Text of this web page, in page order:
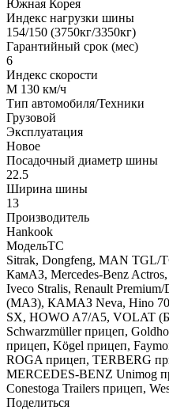
Южная Корея
Индекс нагрузки шины
154/150 (3750кг/3350кг)
Гарантийный срок (мес)
6
Индекс скорости
M 130 км/ч
Тип автомобиля/Техники
Грузовой
Эксплуатация
Новое
Посадочный диаметр шины
22.5
Ширина шины
13
Производитель
Hankook
МодельТС
Sitrak, Dongfeng, MAN TGL/
КамАЗ, Mercedes-Benz Actros,
Iveco Stralis, Renault
(МАЗ), КАМАЗ Neva, Hino
SX, HOWO A7/A5, VOLAT
Schwarzmüller прицеп,
прицеп, Kögel прицеп,
ROGA прицеп, TERBERG
MERCEDES-BENZ Unimog
Conestoga Trailers прицеп,
Поделиться